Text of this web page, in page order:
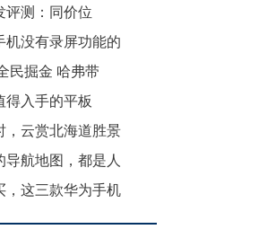
评测：同价位
机没有录屏功能的
民掘金 哈弗带
得入手的平板
，云赏北海道胜景
导航地图，都是人
，这三款华为手机